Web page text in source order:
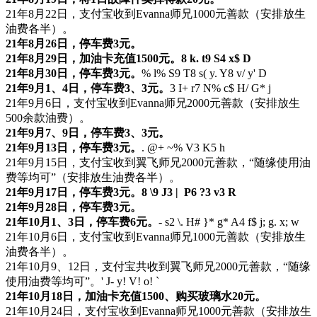
21年8月22日，支付宝收到Evanna师兄1000元善款（安排放生
油费各半）。
21年8月26日，停车费3元。
21年8月29日，加油卡充值1500元。 8 k. t9 S4 x$ D
21年8月30日，停车费3元。 % l% S9 T8 s( y. Y8 v/ y' D
21年9月1、4日，停车费3、3元。 3 I+ r7 N% c$ H/ G* j
21年9月6日，支付宝收到Evanna师兄2000元善款（安排放生
500余款油费）。
21年9月7、9日，停车费3、3元。
21年9月13日，停车费3元。 . @+ ~% V3 K5 h
21年9月15日，支付宝收到翼飞师兄2000元善款，“随缘使用油
费等均可”（安排放生油费各半）。
21年9月17日，停车费3元。 8 \9 J3 | P6 ?3 v3 R
21年9月28日，停车费3元。
21年10月1、3日，停车费6元。 - s2 \. H# }* g* A4 f$ j; g. x; w
21年10月6日，支付宝收到Evanna师兄1000元善款（安排放生
油费各半）。
21年10月9、12日，支付宝共收到翼飞师兄2000元善款，“随缘
使用油费等均可”。 ' J- y! V! o! `
21年10月18日，加油卡充值1500、购买玻璃水20元。
21年10月24日，支付宝收到Evanna师兄1000元善款（安排放生